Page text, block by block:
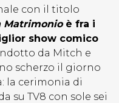
con il titolo
Matrimonioè fra i
show comico
da Mitch e
scherzo il giorno
la cerimonia di
su TV8 con sole sei